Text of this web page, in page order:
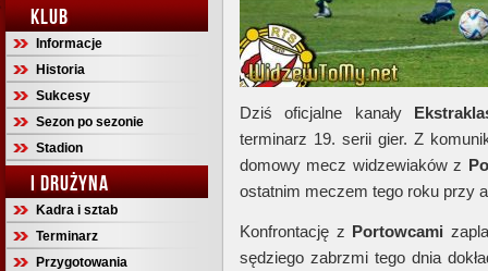
KLUB
Informacje
Historia
Sukcesy
Sezon po sezonie
Stadion
I DRUŻYNA
Kadra i sztab
Terminarz
Przygotowania
Dziś oficjalne kanały
terminarz 19. serii gier. Z
domowy mecz widzewiaków z
ostatnim meczem tego roku przy
Konfrontację z Portowcami
sędziego zabrzmi tego dnia